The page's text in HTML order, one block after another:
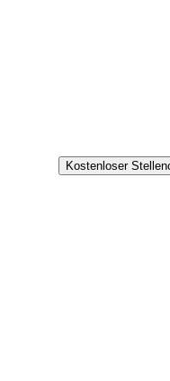
Kostenloser